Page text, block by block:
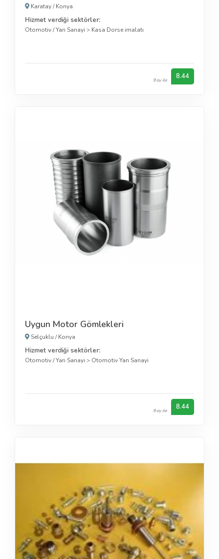
Karatay/Konya
Hizmet verdiği sektörler:
Otomotiv / Yan Sanayi > Kasa Dorse imalatı
9 oy ile 8.44
Uygun Motor Gömlekleri
Selçuklu /Konya
Hizmet verdiği sektörler:
Otomotiv / Yan Sanayi > Otomotiv Yan Sanayi
9 oy ile 8.44